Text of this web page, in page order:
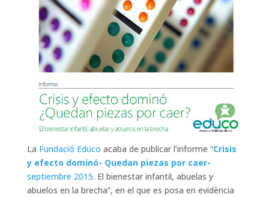
La Fundació Educo acaba de publicar l’informe “Crisis
y efecto dominó- Quedan piezas por caer-
septiembre 2015. El bienestar infantil, abuelas y
abuelos en la brecha”, en el que es posa en evidència